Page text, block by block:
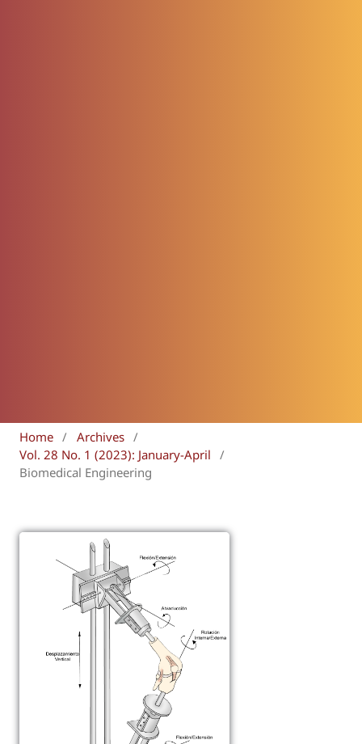
Home / Archives /
Vol. 28 No. 1 (2023): January-April
/
Biomedical Engineering